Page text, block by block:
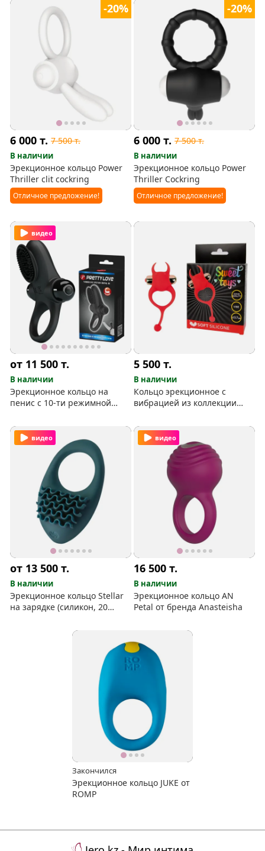
-20%
6 000т. 7 500т.
В наличии
Эрекционное кольцо Power
Thriller clit cockring
Отличное предложение!
-20%
6 000т. 7 500т.
В наличии
Эрекционное кольцо Power
Thriller Cockring
Отличное предложение!
видео
от 11 500т.
В наличии
Эрекционное кольцо на
пенис с 10-ти режимной
5 500т.
В наличии
Кольцо эрекционное с
вибрацией из коллекции
видео
от 13 500т.
В наличии
Эрекционное кольцо Stellar
на зарядке (силикон, 20
видео
16 500т.
В наличии
Эрекционное кольцо AN
Petal от бренда Anasteisha
Закончился
Эрекционное кольцо JUKE от
ROMP